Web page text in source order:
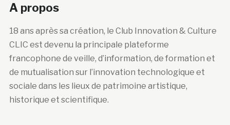
A propos
18 ans après sa création, le Club Innovation & Culture
CLIC est devenu la principale plateforme
francophone de veille, d’information, de formation et
de mutualisation sur l’innovation technologique et
sociale dans les lieux de patrimoine artistique,
historique et scientifique.